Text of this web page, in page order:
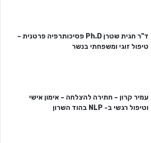
ד"ר חגית שטרן Ph.D פסיכותרפיה פרטנית –
טיפול זוגי ומשפחתי בנשר
עמיר קרון – חתירה להצלחה – אימון אישי
וטיפול רגשי ב- NLP בהוד השרון